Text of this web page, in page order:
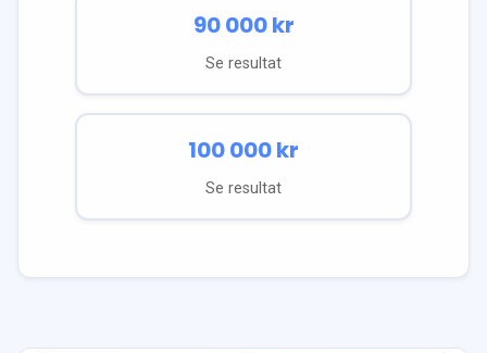
90 000kr
Se resultat
100 000kr
Se resultat